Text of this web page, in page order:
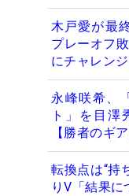
木戸愛が最
プレーオフ
にチャレンジ
永峰咲希、
ト」を目澤
【勝者のギア
転換点は“
りV「結果に